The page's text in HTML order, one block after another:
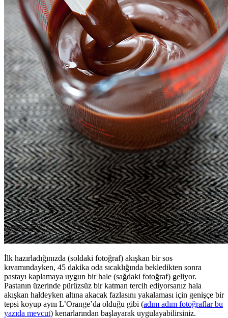
İlk hazırladığınızda (soldaki fotoğraf) akışkan bir sos
kıvamındayken, 45 dakika oda sıcaklığında bekledikten sonra
pastayı kaplamaya uygun bir hale (sağdaki fotoğraf) geliyor.
Pastanın üzerinde pürüzsüz bir katman tercih ediyorsanız hala
akışkan haldeyken altına akacak fazlasını yakalaması için genişçe bir
tepsi koyup aynı L’Orange’da olduğu gibi (adım adım fotoğraflar bu
yazıda mevcut) kenarlarından başlayarak uygulayabilirsiniz.